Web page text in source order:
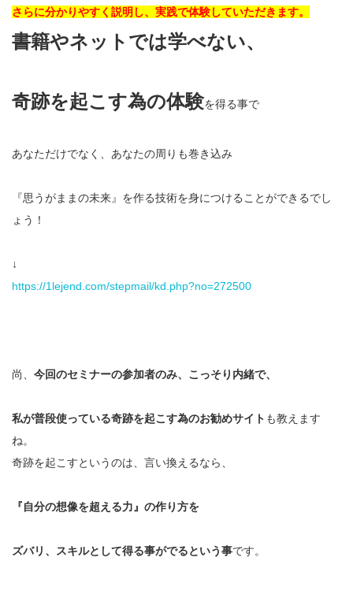
さらに分かりやすく説明し、実践で体験していただきます。
書籍やネットでは学べない、
奇跡を起こす為の体験を得る事で
あなただけでなく、あなたの周りも巻き込み
『思うがままの未来』を作る技術を身につけることができるでし
ょう！
↓
https://1lejend.com/stepmail/kd.php?no=272500
尚、 今回のセミナーの参加者のみ、こっそり内緒で、
私が普段使っている奇跡を起こす為のお勧めサイト も教えます
ね。
奇跡を起こすというのは、言い換えるなら、
『自分の想像を超える力』の作り方を
ズバリ、スキルとして得る事がでるという事です。